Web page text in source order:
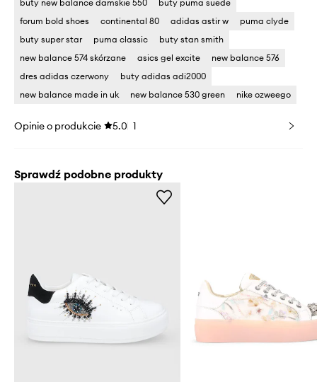
buty new balance damskie 550
buty puma suede
forum bold shoes
continental 80 adidas astir w
puma clyde
buty super star
puma classic
buty stan smith
new balance 574 skórzane
asics gel excite
new balance 576
dres adidas czerwony
buty adidas adi2000
new balance made in uk
new balance 530 green nike ozweego
Opinie o produkcie 5.0 1
Sprawdź podobne produkty